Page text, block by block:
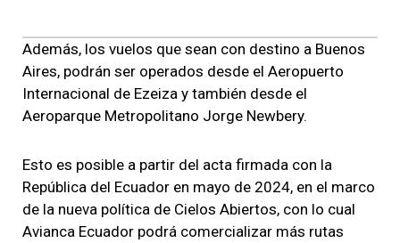
Además, los vuelos que sean con destino a Buenos
Aires, podrán ser operados desde el Aeropuerto
Internacional de Ezeiza y también desde el
Aeroparque Metropolitano Jorge Newbery.
Esto es posible a partir del acta firmada con la
República del Ecuador en mayo de 2024, en el marco
de la nueva política de Cielos Abiertos, con lo cual
Avianca Ecuador podrá comercializar más rutas